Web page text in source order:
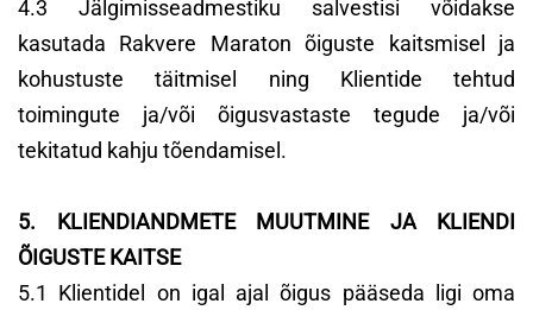
4.3 Jälgimisseadmestiku salvestisi võidakse
kasutada Rakvere Maraton õiguste kaitsmisel ja
kohustuste täitmisel ning Klientide tehtud
toimingute ja/või õigusvastaste tegude ja/või
tekitatud kahju tõendamisel.
5. KLIENDIANDMETE MUUTMINE JA KLIENDI
ÕIGUSTE KAITSE
5.1 Klientidel on igal ajal õigus pääseda ligi oma